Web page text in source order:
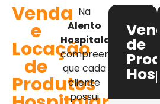
Venda
e
Locação
de
Produtos
Na
Alento
Hospitalar
compreendemos
que cada
cliente
possui
de